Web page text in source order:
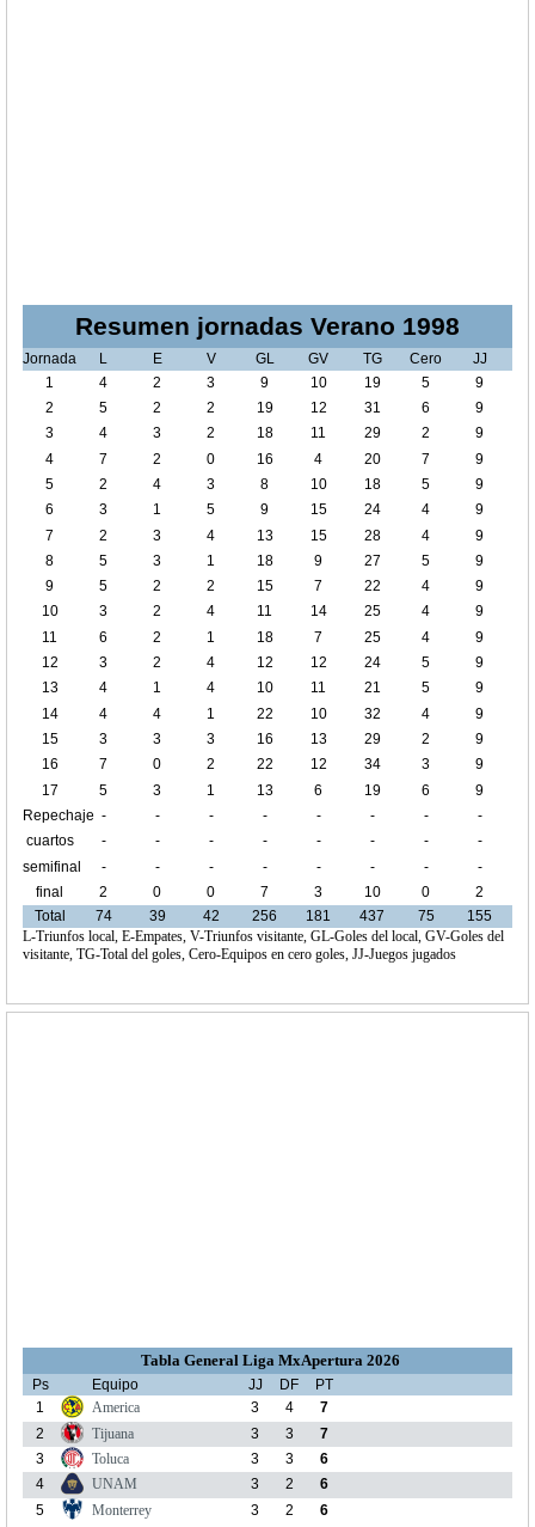
Resumen jornadas Verano 1998
Jornada L E V GL GV TG Cero
JJ
1
4 2 3 9 10 19 5
9
2
5 2 2 19 12 31 6
9
3
4 3 2 18 11 29 2
9
4
7 2 0 16 4 20 7
9
5
2 4 3 8 10 18 5
9
6
3 1 5 9 15 24 4
9
7
2 3 4 13 15 28 4
9
8
5 3 1 18 9 27 5
9
9
5 2 2 15 7 22 4
9
10
3 2 4 11 14 25 4
9
11
6 2 1 18 7 25 4
9
12
3 2 4 12 12 24 5
9
13
4 1 4 10 11 21 5
9
14
4 4 1 22 10 32 4
9
15
3 3 3 16 13 29 2
9
16
7 0 2 22 12 34 3
9
17
5 3 1 13 6 19 6
9
Repechaje - - - - - - -
-
cuartos
de final
- - - - - - -
-
semifinal
- - - - - - -
-
final
2 0 0 7 3 10 0
2
Total
74 39 42 256 181 437 75
155
L-Triunfos local, E-Empates, V-Triunfos visitante, GL-Goles del local, GV-Goles del
visitante, TG-Total del goles, Cero-Equipos en cero goles, JJ-Juegos jugados
Tabla General Liga MxApertura 2026
Ps Equipo JJ DF
PT
1
America 3 4
7
2
Tijuana 3 3
7
3
Toluca 3 3
6
4
UNAM 3 2
6
5
Monterrey 3 2 6